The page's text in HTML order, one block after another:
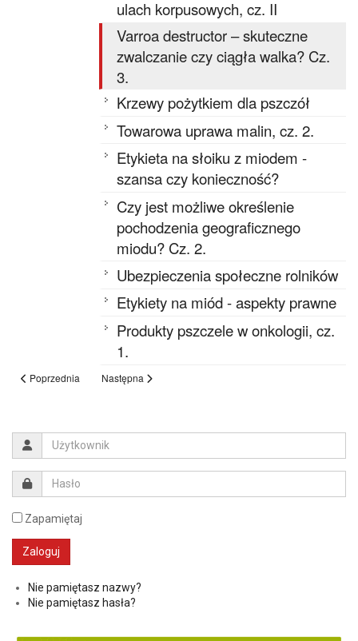
ulach korpusowych, cz. II
Varroa destructor – skuteczne
zwalczanie czy ciągła walka? Cz.
3.
Krzewy pożytkiem dla pszczół
Towarowa uprawa malin, cz. 2.
Etykieta na słoiku z miodem -
szansa czy konieczność?
Czy jest możliwe określenie
pochodzenia geograficznego
miodu? Cz. 2.
Ubezpieczenia społeczne rolników
Etykiety na miód - aspekty prawne
Produkty pszczele w onkologii, cz.
1.
Poprzednia Następna
Zapamiętaj
Nie pamiętasz nazwy?
Nie pamiętasz hasła?